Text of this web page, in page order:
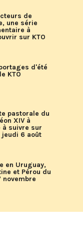
de
une série
à
sur KTO
d'été
KTO
pastorale du
XIV à
à suivre sur
jeudi 6 août
en Uruguay,
et Pérou du
novembre